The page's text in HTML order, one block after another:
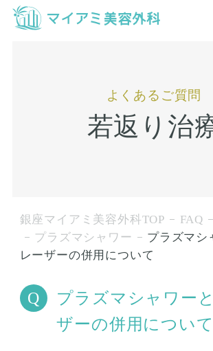
よくあるご質問
若返り治
銀座マイアミ美容外科TOP FAQ
プラズマシャワー
プラズマシ
レーザーの併用について
プラズマシャワー
ザーの併用について